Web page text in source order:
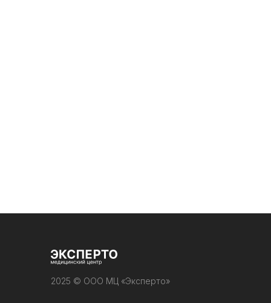
2025 © ООО МЦ «Эксперто»